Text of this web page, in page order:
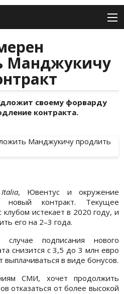
Манджукичу
своему форварду
контракта.
, Ювентус и окружение
новый контракт. Текущее
истекает в 2020 году, и
его на 2–3 года.
подписания нового
снизится с 3,5 до 3 млн евро
выплачиваться в виде бонусов.
СМИ, хочет продолжить
отказаться от более высокой